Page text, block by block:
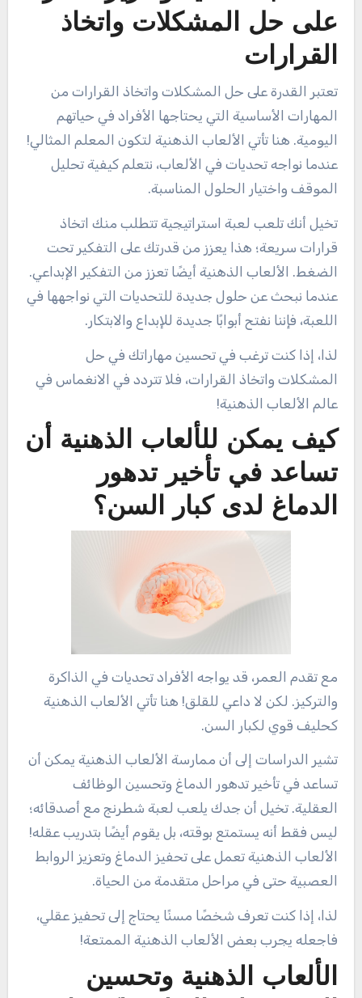
على حل المشكلات واتخاذ
القرارات
تعتبر القدرة على حل المشكلات واتخاذ القرارات من
المهارات الأساسية التي يحتاجها الأفراد في حياتهم
اليومية. هنا تأتي الألعاب الذهنية لتكون المعلم المثالي!
عندما نواجه تحديات في الألعاب، نتعلم كيفية تحليل
الموقف واختيار الحلول المناسبة.
تخيل أنك تلعب لعبة استراتيجية تتطلب منك اتخاذ
قرارات سريعة؛ هذا يعزز من قدرتك على التفكير تحت
الضغط. الألعاب الذهنية أيضًا تعزز من التفكير الإبداعي.
عندما نبحث عن حلول جديدة للتحديات التي نواجهها في
اللعبة، فإننا نفتح أبوابًا جديدة للإبداع والابتكار.
لذا، إذا كنت ترغب في تحسين مهاراتك في حل
المشكلات واتخاذ القرارات، فلا تتردد في الانغماس في
عالم الألعاب الذهنية!
كيف يمكن للألعاب الذهنية أن
تساعد في تأخير تدهور
الدماغ لدى كبار السن؟
مع تقدم العمر، قد يواجه الأفراد تحديات في الذاكرة
والتركيز. لكن لا داعي للقلق! هنا تأتي الألعاب الذهنية
كحليف قوي لكبار السن.
تشير الدراسات إلى أن ممارسة الألعاب الذهنية يمكن أن
تساعد في تأخير تدهور الدماغ وتحسين الوظائف
العقلية. تخيل أن جدك يلعب لعبة شطرنج مع أصدقائه؛
ليس فقط أنه يستمتع بوقته، بل يقوم أيضًا بتدريب عقله!
الألعاب الذهنية تعمل على تحفيز الدماغ وتعزيز الروابط
العصبية حتى في مراحل متقدمة من الحياة.
لذا، إذا كنت تعرف شخصًا مسنًا يحتاج إلى تحفيز عقلي،
فاجعله يجرب بعض الألعاب الذهنية الممتعة!
الألعاب الذهنية وتحسين